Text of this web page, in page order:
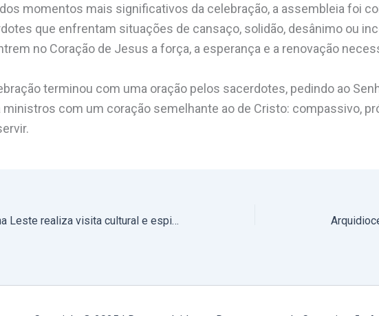
momentos mais significativos da celebração, a assembleia foi
que enfrentam situações de cansaço, solidão, desânimo ou
no Coração de Jesus a força, a esperança e a renovação
terminou com uma oração pelos sacerdotes, pedindo ao
ministros com um coração semelhante ao de Cristo: compassivo,
Clero da Zona Leste realiza visita cultural e espiritual à Diocese de Bragança-Miranda